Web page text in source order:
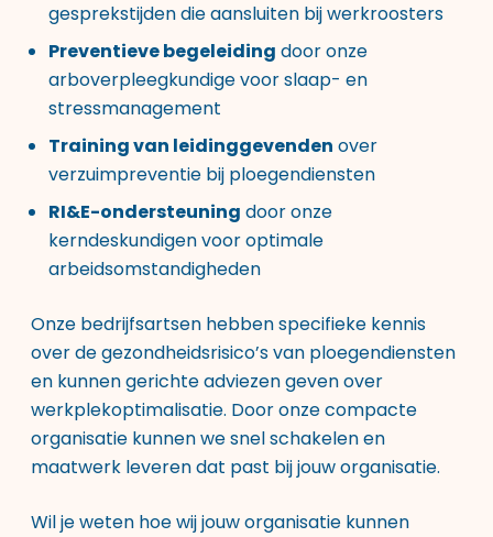
gesprekstijden die aansluiten bij werkroosters
Preventieve begeleiding door onze
arboverpleegkundige voor slaap- en
stressmanagement
Training van leidinggevenden over
verzuimpreventie bij ploegendiensten
RI&E-ondersteuning door onze
kerndeskundigen voor optimale
arbeidsomstandigheden
Onze bedrijfsartsen hebben specifieke kennis
over de gezondheidsrisico’s van ploegendiensten
en kunnen gerichte adviezen geven over
werkplekoptimalisatie. Door onze compacte
organisatie kunnen we snel schakelen en
maatwerk leveren dat past bij jouw organisatie.
Wil je weten hoe wij jouw organisatie kunnen